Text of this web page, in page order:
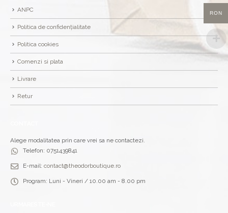
ANPC
Politica de confidențialitate
Politica cookies
Comenzi si plata
Livrare
Retur
Alege modalitatea prin care vrei sa ne contactezi.
Telefon: 0751439841
E-mail: contact@theodorboutique.ro
Program: Luni - Vineri / 10.00 am - 8.00 pm
RON